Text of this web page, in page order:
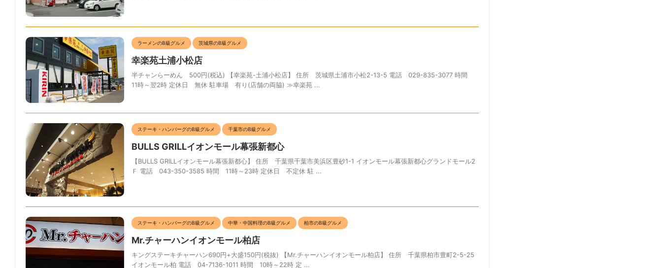
ラーメンのB級グルメ 茨城県のB級グルメ
幸楽苑土浦小松店
半チャンらーめん 500円(税込) 【幸楽苑-土浦小松店】 住所 茨城県土浦市小松2-13-5 電話 029-835-3077 時間
11時～翌2時 定休日 無休 駐車場 有り(店舗の両脇) ≫幸楽苑 ...
ステーキ・ハンバーグのB級グルメ 千葉市のB級グルメ
BULLS GRILLイオンモール幕張新都心
【BULLS GRILLイオンモール幕張新都心】 住所 千葉県千葉市美浜区豊砂1-1 イオンモール幕張新都心グランドモール2
Ｆ 電話 043-350-3585 時間 11時～23時 定休日 不定休 駐 ...
ステーキ・ハンバーグのB級グルメ 中華・中国料理のB級グルメ 柏市のB級グルメ
Mr.チャーハンイオンモール柏店
キングステーキチャーハン690円+大盛150円(税抜) 【Mr.チャーハンイオンモール柏店】 住所 千葉県柏市豊町2-5-25
イオンモール柏 電話 04-7136-1011 時間 10時～22時 定 ...